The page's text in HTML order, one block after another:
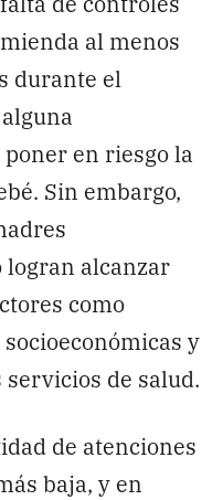
al menos
durante el
en riesgo la
Sin embargo,
logran alcanzar
como
y
de salud.
de atenciones
baja, y en